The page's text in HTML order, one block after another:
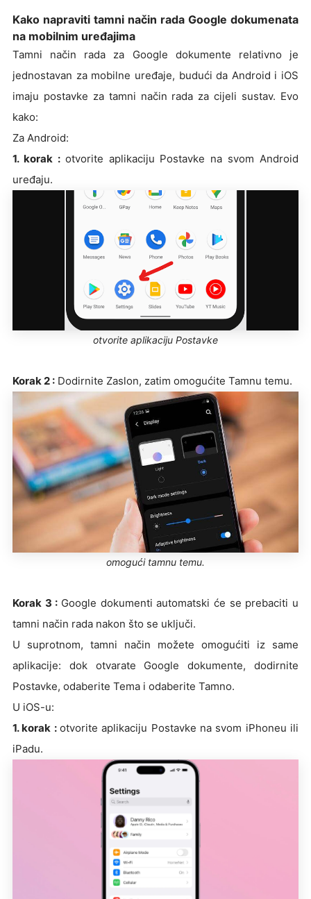
Kako napraviti tamni način rada Google dokumenata
na mobilnim uređajima
Tamni način rada za Google dokumente relativno je
jednostavan za mobilne uređaje, budući da Android i iOS
imaju postavke za tamni način rada za cijeli sustav. Evo
kako:
Za Android:
1. korak : otvorite aplikaciju Postavke na svom Android
uređaju.
otvorite aplikaciju Postavke
Korak 2 : Dodirnite Zaslon, zatim omogućite Tamnu temu.
omogući tamnu temu.
Korak 3 : Google dokumenti automatski će se prebaciti u
tamni način rada nakon što se uključi.
U suprotnom, tamni način možete omogućiti iz same
aplikacije: dok otvarate Google dokumente, dodirnite
Postavke, odaberite Tema i odaberite Tamno.
U iOS-u:
1. korak : otvorite aplikaciju Postavke na svom iPhoneu ili
iPadu.